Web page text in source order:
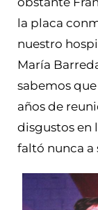
la placa
nuestro
María
sabemos
años de
disgustos en
faltó nunca a